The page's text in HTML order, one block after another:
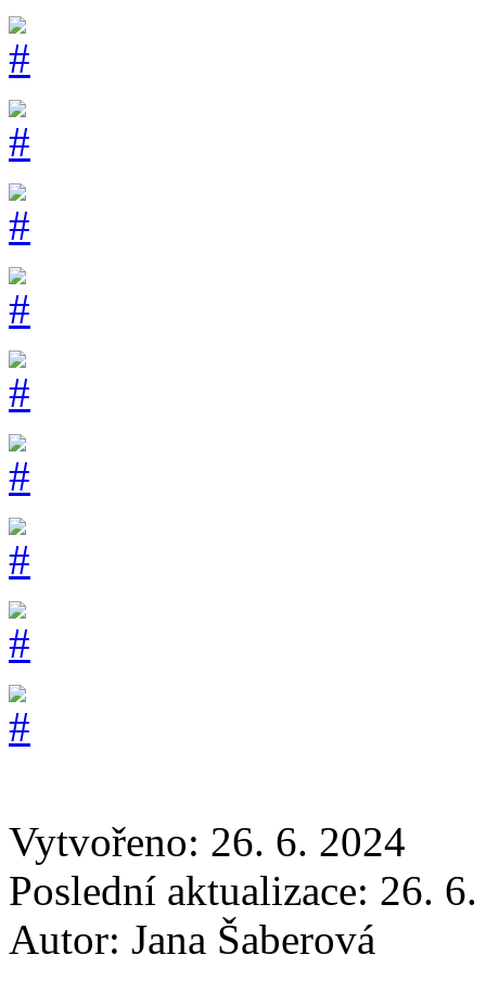
Vytvořeno: 26. 6. 2024
Poslední aktualizace: 26.
Autor: Jana Šaberová